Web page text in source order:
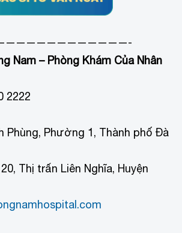
Nam – Phòng Khám Của Nhân
2222
Phùng, Phường 1, Thành phố Đà
Thị trấn Liên Nghĩa, Huyện